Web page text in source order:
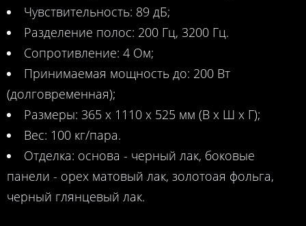
Чувствительность: 89 дБ;
Разделение полос: 200 Гц, 3200 Гц.
Сопротивление: 4 Ом;
Принимаемая мощность до: 200 Вт
(долговременная);
Размеры: 365 х 1110 х 525 мм (В х Ш х Г);
Вес: 100 кг/пара.
Отделка: основа - черный лак, боковые
панели - орех матовый лак, золотоая фольга,
черный глянцевый лак.
Gold Note&nbsp;XT-7.<br> Напольные
акустические системы с излучателем Хейла и